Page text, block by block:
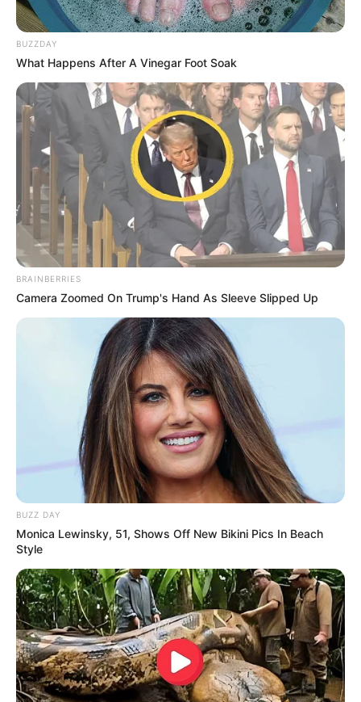
BUZZDAY
What Happens After A Vinegar Foot Soak
BRAINBERRIES
Camera Zoomed On Trump's Hand As Sleeve Slipped Up
BUZZ DAY
Monica Lewinsky, 51, Shows Off New Bikini Pics In Beach
Style